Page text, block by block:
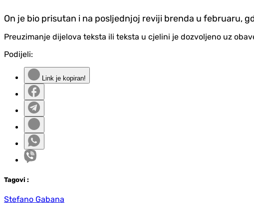
On je bio prisutan i na posljednjoj reviji brenda u februaru,
Preuzimanje dijelova teksta ili teksta u cjelini je dozvoljeno uz
Podijeli:
Link je kopiran!
Tagovi :
Stefano Gabana